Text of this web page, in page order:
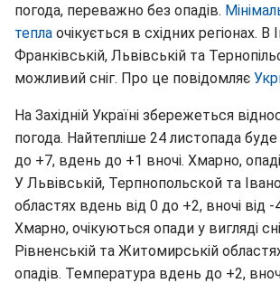
погода, переважно без опадів.
тепла очікується в східних регіонах. В
Франківській, Львівській та
можливий сніг. Про це повідомляє
На Західній Україні збережеться
погода. Найтепліше 24 листопада буде
до +7, вдень до +1 вночі. Хмарно,
У Львівській, Терпнопольской та
областях вдень від 0 до +2, вночі від -
Хмарно, очікуються опади у вигляді
Рівненській та Житомирській
опадів. Температура вдень до +2,